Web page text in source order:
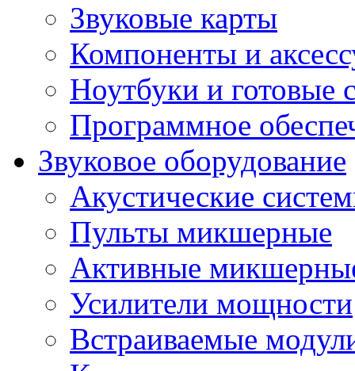
Звуковые карты
Компоненты и
Ноутбуки и готовые
Программное
Звуковое оборудование
Акустические
Пульты микшерные
Активные
Усилители мощности
Встраиваемые